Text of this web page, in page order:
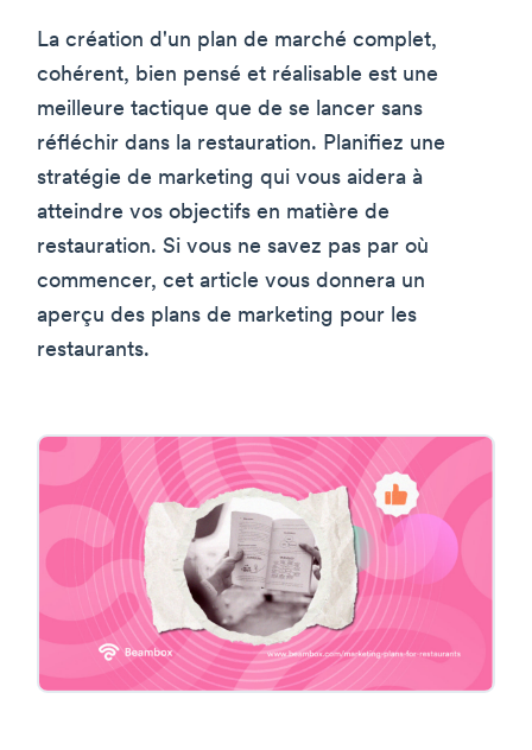
La création d'un plan de marché complet,
cohérent, bien pensé et réalisable est une
meilleure tactique que de se lancer sans
réfléchir dans la restauration. Planifiez une
stratégie de marketing qui vous aidera à
atteindre vos objectifs en matière de
restauration. Si vous ne savez pas par où
commencer, cet article vous donnera un
aperçu des plans de marketing pour les
restaurants.